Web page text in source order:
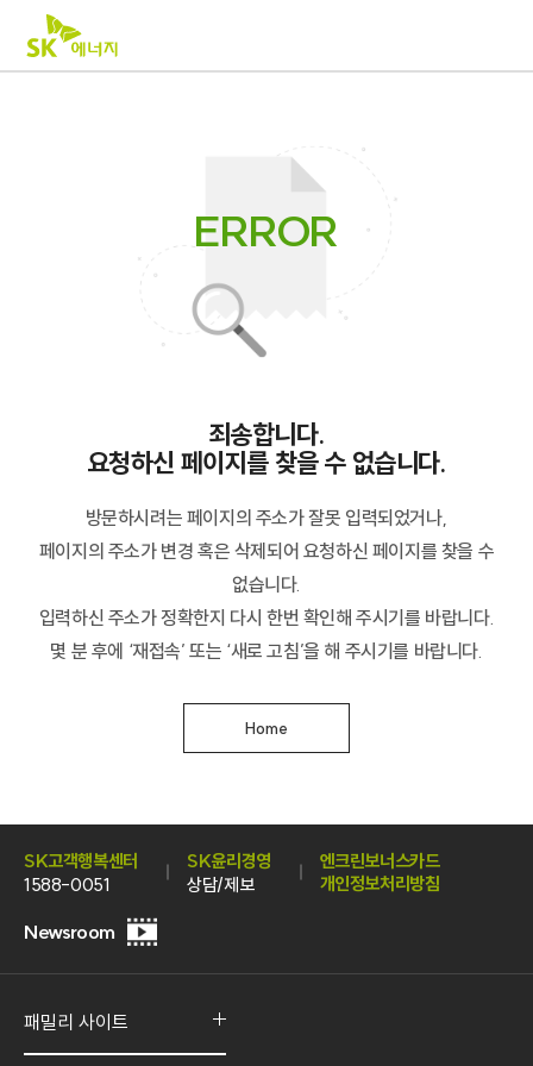
K
에
ERROR
죄송합니다.
요청하신 페이지를 찾을 수 없습니다.
방문하시려는 페이지의 주소가 잘못 입력되었거나,
페이지의 주소가 변경 혹은 삭제되어 요청하신 페이지를 찾을 수
없습니다.
입력하신 주소가 정확한지 다시 한번 확인해 주시기를 바랍니다.
몇 분 후에 ‘재접속’ 또는 ‘새로 고침’을 해 주시기를 바랍니다.
Home
SK고객행복센터
1588-0051
SK윤리경영
상담/제보
엔크린보너스카드
개인정보처리방침
Newsroom 홍
보
패밀리 사이트